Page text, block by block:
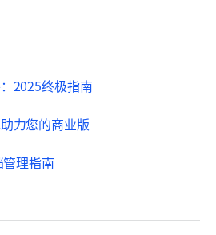
2025终极指南
力您的商业版
理指南